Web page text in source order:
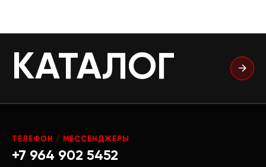
КАТАЛОГ
ТЕЛЕФОН / МЕССЕНДЖЕРЫ
+7 964 902 5452